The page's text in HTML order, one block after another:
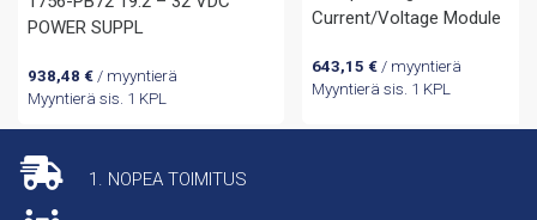
POWER SUPPL
938,48 €/ myyntierä
Myyntierä sis. 1 KPL
Current/Voltage Module
643,15 € / myyntierä
Myyntierä sis. 1 KPL
1. NOPEA TOIMITUS